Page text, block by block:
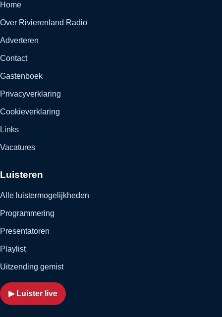
Home
Over Rivierenland Radio
Adverteren
Contact
Gastenboek
Privacyverklaring
Cookieverklaring
Links
Vacatures
Luisteren
Alle luistermogelijkheden
Programmering
Presentatoren
Playlist
Uitzending gemist
▶ Luister live